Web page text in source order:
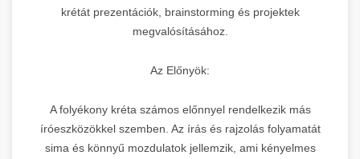
krétát prezentációk, brainstorming és projektek
megvalósításához.
Az Előnyök:
A folyékony kréta számos előnnyel rendelkezik más
íróeszközökkel szemben. Az írás és rajzolás folyamatát
sima és könnyű mozdulatok jellemzik, ami kényelmes